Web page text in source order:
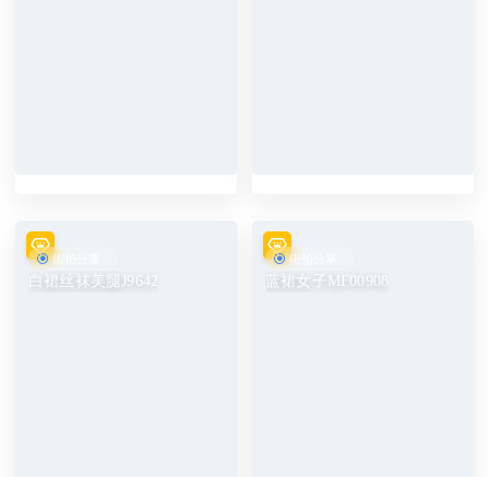
街拍分享
白裙丝袜美腿J9642
街拍分享
蓝裙女子MF00908